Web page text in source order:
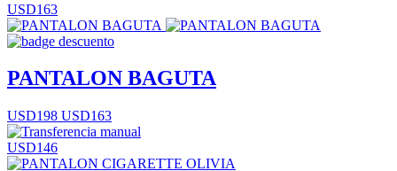
USD163
PANTALON BAGUTA
USD198 USD163
USD146